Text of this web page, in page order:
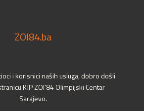
ZOI84.ba
i korisnici naših usluga, dobro došli
KJP ZOI'84 Olimpijski Centar
Sarajevo.